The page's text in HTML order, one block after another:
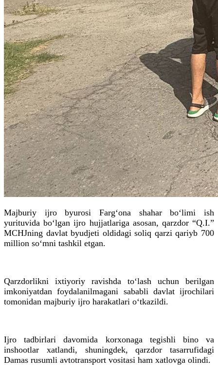
Majburiy ijro byurosi Farg‘ona shahar bo‘limi ish
yurituvida bo‘lgan ijro hujjatlariga asosan, qarzdor “Q.I.”
MCHJning davlat byudjeti oldidagi soliq qarzi qariyb 700
million so‘mni tashkil etgan.
Qarzdorlikni ixtiyoriy ravishda to‘lash uchun berilgan
imkoniyatdan foydalanilmagani sababli davlat ijrochilari
tomonidan majburiy ijro harakatlari o‘tkazildi.
Ijro tadbirlari davomida korxonaga tegishli bino va
inshootlar xatlandi, shuningdek, qarzdor tasarrufidagi
Damas rusumli avtotransport vositasi ham xatlovga olindi.